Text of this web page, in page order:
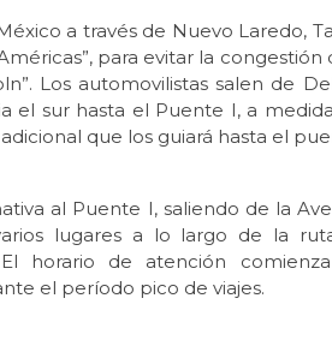
a través de Nuevo Laredo,
para evitar la
Los automovilistas salen de
el sur hasta el Puente I, a
que los guiará hasta el
al Puente I, saliendo de la
lugares a lo largo de la
horario de atención
el período pico de viajes.